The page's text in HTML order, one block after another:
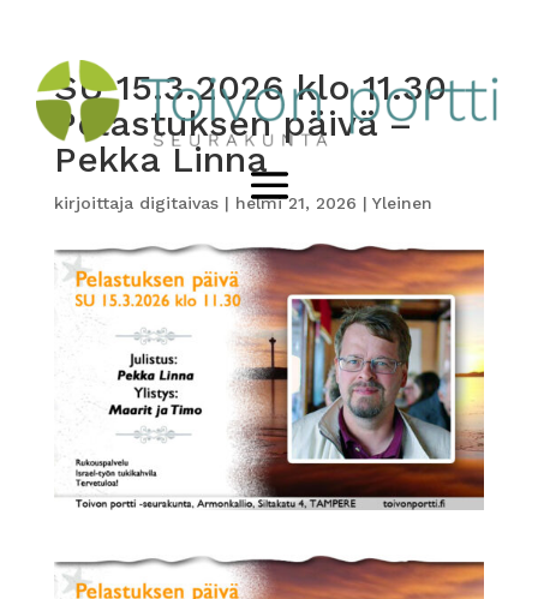
SU 15.3.2026 klo 11.30
Pelastuksen päivä –
Pekka Linna
kirjoittaja digitaivas| helmi 21, 2026 | Yleinen